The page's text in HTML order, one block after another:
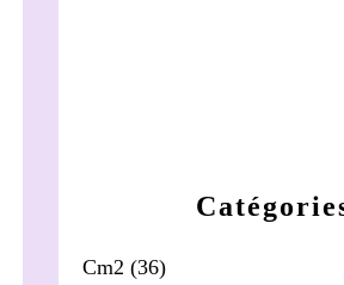
Cm2 (36)